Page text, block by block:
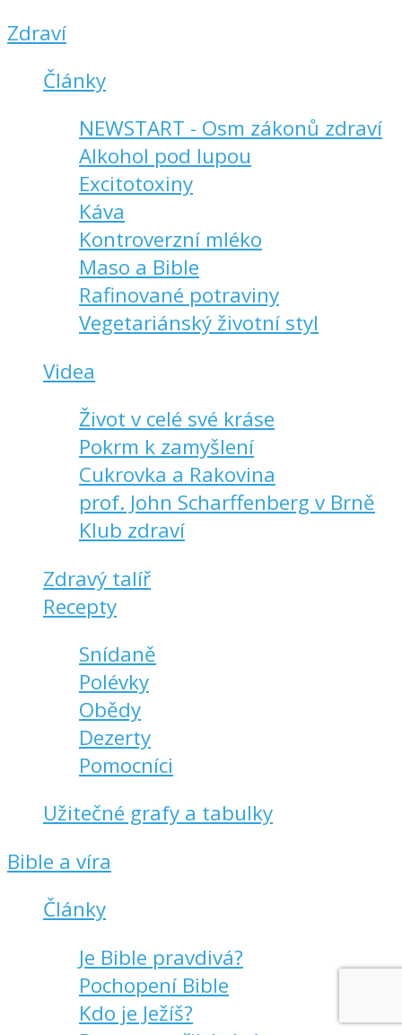
Zdraví
Články
NEWSTART - Osm zákonů zdraví
Alkohol pod lupou
Excitotoxiny
Káva
Kontroverzní mléko
Maso a Bible
Rafinované potraviny
Vegetariánský životní styl
Videa
Život v celé své kráse
Pokrm k zamyšlení
Cukrovka a Rakovina
prof. John Scharffenberg v Brně
Klub zdraví
Zdravý talíř
Recepty
Snídaně
Polévky
Obědy
Dezerty
Pomocníci
Užitečné grafy a tabulky
Bible a víra
Články
Je Bible pravdivá?
Pochopení Bible
Kdo je Ježíš?